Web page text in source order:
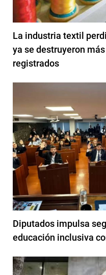
La industria textil
ya se destruyeron
registrados
Diputados impulsa
educación inclusiva